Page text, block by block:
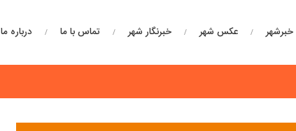
خبرشهر عکس شهر خبرنگار شهر تماس با ما درباره ما